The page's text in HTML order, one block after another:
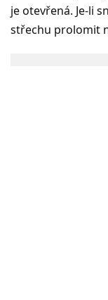
je otevřená. Je-li
střechu prolomit